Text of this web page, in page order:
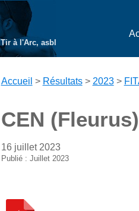
à l'Arc, asbl
Accueil > Résultats> 2023>
CEN
16 juillet 2023
Publié : Juillet 2023